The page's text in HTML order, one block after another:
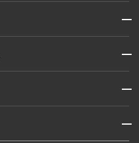
開閉
開閉
開閉
開閉